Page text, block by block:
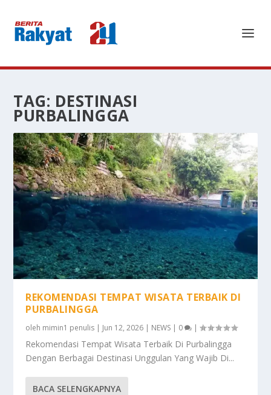
TAG: DESTINASI
PURBALINGGA
REKOMENDASI TEMPAT WISATA TERBAIK DI
PURBALINGGA
oleh mimin1 penulis | Jun 12, 2026 | NEWS | 0 |
Rekomendasi Tempat Wisata Terbaik Di Purbalingga
Dengan Berbagai Destinasi Unggulan Yang Wajib Di...
BACA SELENGKAPNYA